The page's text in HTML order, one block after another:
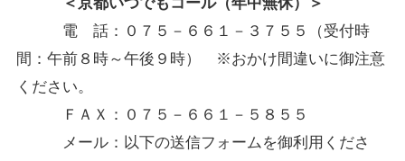
電 話：０７５－６６１－３７５５（受付時
間：午前８時～午後９時） ※おかけ間違いに御注意
ください。
ＦＡＸ：０７５－６６１－５８５５
メール：以下の送信フォームを御利用くださ